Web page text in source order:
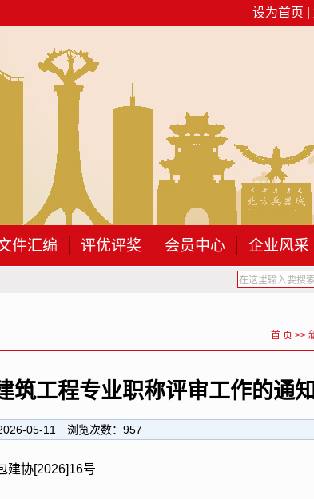
设为首页
件汇编 评优评奖 会员中心 企业风采
关于开展
首 页 >>
筑工程专业职称评审工作的通知
05-11 浏览次数： 957
建协[2026]16号